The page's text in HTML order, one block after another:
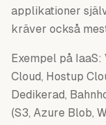
applikationer
kräver också
Exempel på IaaS:
Cloud, Hostup
Dedikerad,
(S3, Azure Blob,